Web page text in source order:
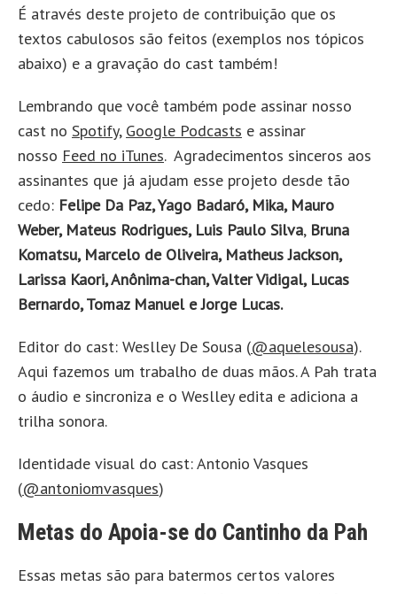
É através deste projeto de contribuição que os
textos cabulosos são feitos (exemplos nos tópicos
abaixo) e a gravação do cast também!
Lembrando que você também pode assinar nosso
cast no Spotify, Google Podcasts e assinar
nosso Feed no iTunes. Agradecimentos sinceros aos
assinantes que já ajudam esse projeto desde tão
cedo: Felipe Da Paz, Yago Badaró, Mika, Mauro
Weber, Mateus Rodrigues, Luis Paulo Silva, Bruna
Komatsu, Marcelo de Oliveira, Matheus Jackson,
Larissa Kaori, Anônima-chan, Valter Vidigal, Lucas
Bernardo, Tomaz Manuel e Jorge Lucas.
Editor do cast: Weslley De Sousa (@aquelesousa).
Aqui fazemos um trabalho de duas mãos. A Pah trata
o áudio e sincroniza e o Weslley edita e adiciona a
trilha sonora.
Identidade visual do cast: Antonio Vasques
(@antoniomvasques)
Metas do Apoia-se do Cantinho da Pah
Essas metas são para batermos certos valores